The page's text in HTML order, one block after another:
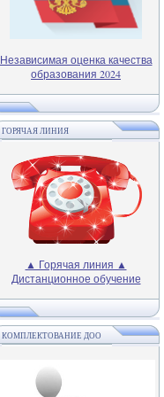
Независимая оценка качества
образования 2024
ГОРЯЧАЯ ЛИНИЯ
▲ Горячая линия ▲
Дистанционное обучение
КОМПЛЕКТОВАНИЕ ДОО